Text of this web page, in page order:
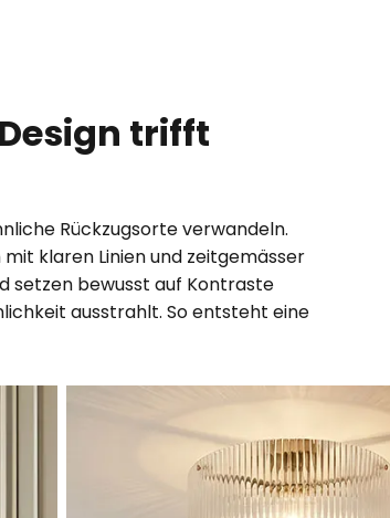
trifft
Rückzugsorte verwandeln.
klaren Linien und zeitgemässer
setzen bewusst auf Kontraste
ausstrahlt. So entsteht eine